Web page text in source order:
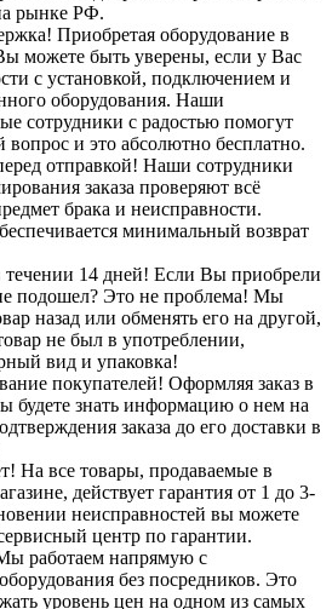
рынке РФ.
Приобретая оборудование в
можете быть уверены, если у Вас
с установкой, подключением и
оборудования. Наши
сотрудники с радостью помогут
и это абсолютно бесплатно.
отправкой! Наши сотрудники
заказа проверяют всё
брака и неисправности.
минимальный возврат
14 дней! Если Вы приобрели
подошел? Это не проблема! Мы
назад или обменять его на другой,
не был в употреблении,
вид и упаковка!
покупателей! Оформляя заказ в
будете знать информацию о нем на
заказа до его доставки в
На все товары, продаваемые в
действует гарантия от 1 до 3-
неисправностей вы можете
центр по гарантии.
работаем напрямую с
без посредников. Это
уровень цен на одном из самых